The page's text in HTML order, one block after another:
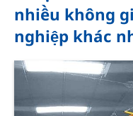
nhiều không
nghiệp khác